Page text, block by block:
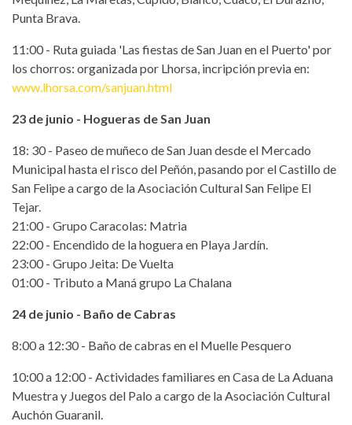
Punta Brava.
11:00 - Ruta guiada 'Las fiestas de San Juan en el Puerto' por
los chorros: organizada por Lhorsa, incripción previa en:
www.lhorsa.com/sanjuan.html
23 de junio - Hogueras de San Juan
18: 30 - Paseo de muñeco de San Juan desde el Mercado
Municipal hasta el risco del Peñón, pasando por el Castillo de
San Felipe a cargo de la Asociación Cultural San Felipe El
Tejar.
21:00 - Grupo Caracolas: Matria
22:00 - Encendido de la hoguera en Playa Jardín.
23:00 - Grupo Jeita: De Vuelta
01:00 - Tributo a Maná grupo La Chalana
24 de junio - Baño de Cabras
8:00 a 12:30 - Baño de cabras en el Muelle Pesquero
10:00 a 12:00 - Actividades familiares en Casa de La Aduana
Muestra y Juegos del Palo a cargo de la Asociación Cultural
Auchón Guaranil.